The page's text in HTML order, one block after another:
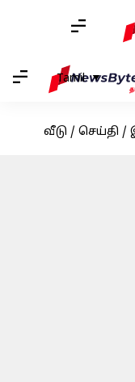
Tamil
வீடு / செய்தி /